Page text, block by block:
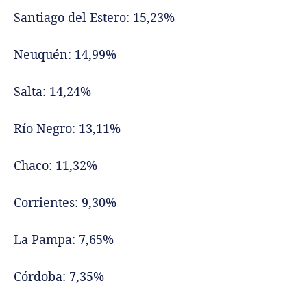
Santiago del Estero: 15,23%
Neuquén: 14,99%
Salta: 14,24%
Río Negro: 13,11%
Chaco: 11,32%
Corrientes: 9,30%
La Pampa: 7,65%
Córdoba: 7,35%